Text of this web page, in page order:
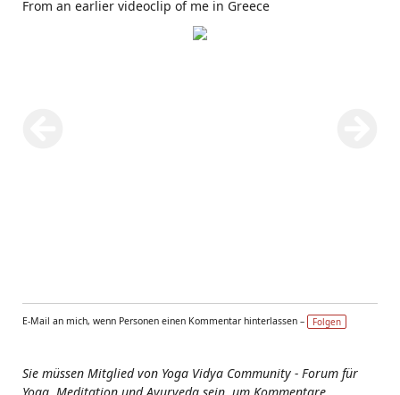
From an earlier videoclip of me in Greece
E-Mail an mich, wenn Personen einen Kommentar hinterlassen – Folgen
Sie müssen Mitglied von Yoga Vidya Community - Forum für
Yoga, Meditation und Ayurveda sein, um Kommentare